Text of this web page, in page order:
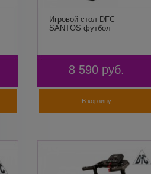
Игровой стол DFC
SANTOS футбол
8 590 руб.
В корзину